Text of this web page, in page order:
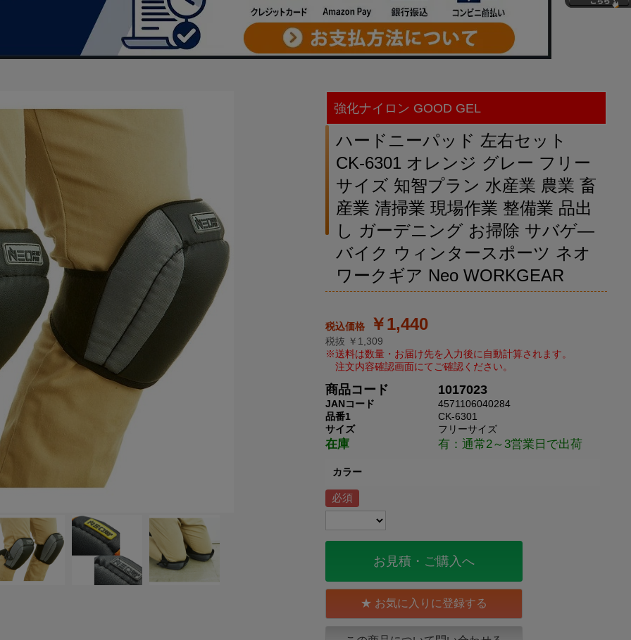
強化ナイロン GOOD GEL
ハードニーパッド 左右セット
CK-6301 オレンジ グレー フリー
サイズ 知智プラン 水産業 農業 畜
産業 清掃業 現場作業 整備業 品出
し ガーデニング お掃除 サバゲ―
バイク ウィンタースポーツ ネオ
ワークギア Neo WORKGEAR
￥1,440
税抜 ￥1,309
商品コード 1017023
JANコード
4571106040284
品番1
CK-6301
サイズ
フリーサイズ
在庫 有：通常2～3営業日で出荷
カラー
お見積・ご購入へ
お気に入りに登録する